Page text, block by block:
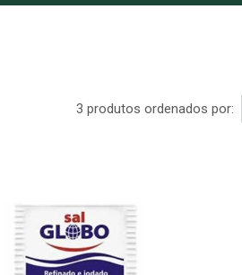
3 produtos ordenados por: